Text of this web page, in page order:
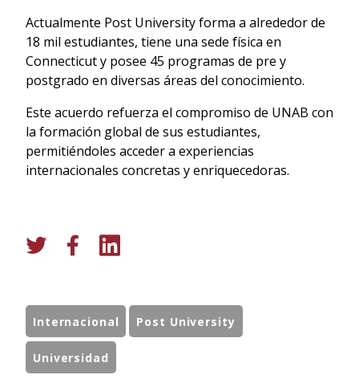
Actualmente Post University forma a alrededor de
18 mil estudiantes, tiene una sede física en
Connecticut y posee 45 programas de pre y
postgrado en diversas áreas del conocimiento.
Este acuerdo refuerza el compromiso de UNAB con
la formación global de sus estudiantes,
permitiéndoles acceder a experiencias
internacionales concretas y enriquecedoras.
Internacional Post University
Universidad